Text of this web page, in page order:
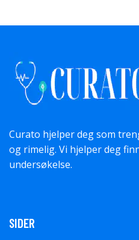
Curato hjelper deg som
og rimelig. Vi hjelper deg
undersøkelse.
SIDER